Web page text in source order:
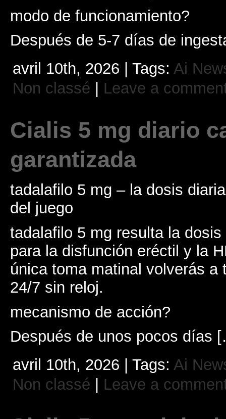
modo de funcionamiento?
Después de 5-7 días de
avril 10th, 2026 | Tags: Ai
Non classé
Leave a
Cialis 5 mg diario
garantizada
tadalafilo 5 mg – la dosis
del juego
tadalafilo 5 mg resulta la
para la disfunción eréctil y la
única toma matinal volverás a
24/7 sin reloj.
mecanismo de acción?
Después de unos pocos días
avril 10th, 2026 | Tags: Ai
Non classé
Leave a